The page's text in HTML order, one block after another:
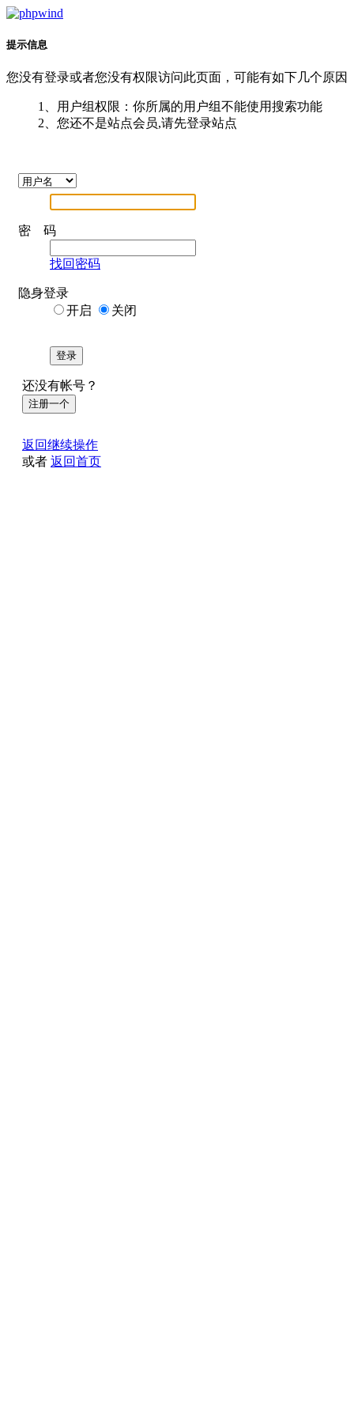
提示信息
您没有登录或者您没有权限访问此页面，可能有如下几个原因
1、用户组权限：你所属的用户组不能使用搜索功能
2、您还不是站点会员,请先登录站点
密 码
找回密码
隐身登录
开启
关闭
登录
还没有帐号？
注册一个
返回继续操作
或者 返回首页